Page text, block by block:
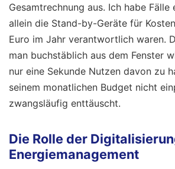
Gesamtrechnung aus. Ich habe Fälle
allein die Stand-by-Geräte für
Euro im Jahr verantwortlich waren.
man buchstäblich aus dem Fenster
nur eine Sekunde Nutzen davon zu
seinem monatlichen Budget nicht
zwangsläufig enttäuscht.
Die Rolle der
Energiemanagement